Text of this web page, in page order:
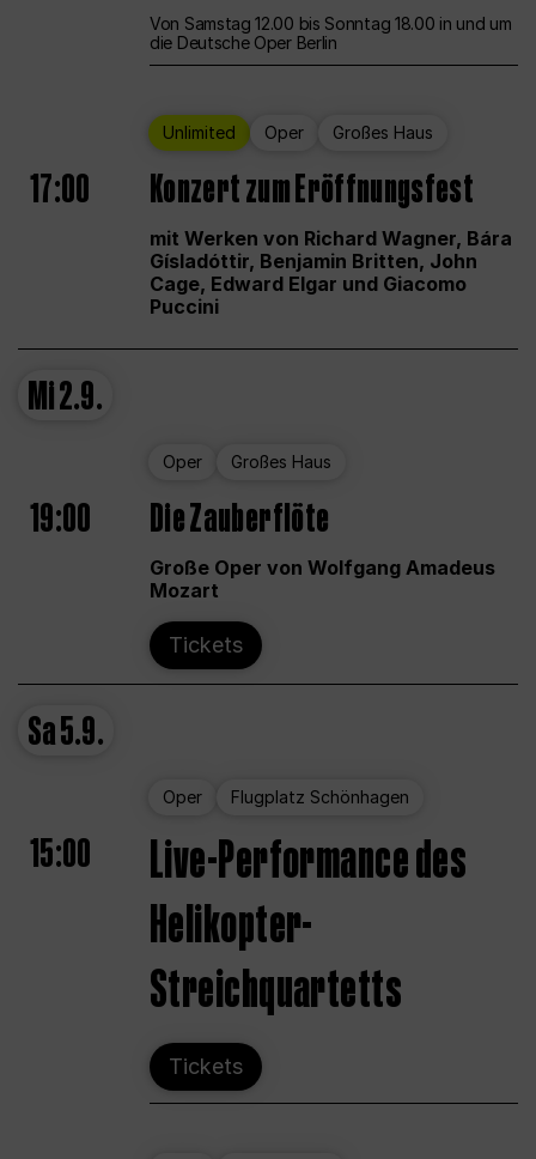
Von Samstag 12.00 bis Sonntag 18.00 in und um
die Deutsche Oper Berlin
Unlimited Oper Großes Haus
17:00 Konzert zum Eröffnungsfest
mit Werken von Richard Wagner, Bára
Gísladóttir, Benjamin Britten, John
Cage, Edward Elgar und Giacomo
Puccini
Mi2.9.
Oper Großes Haus
19:00 Die Zauberflöte
Große Oper von Wolfgang Amadeus
Mozart
Tickets
Sa5.9.
Oper Flugplatz Schönhagen
15:00
Live-Performance des
Helikopter-
Streichquartetts
Tickets